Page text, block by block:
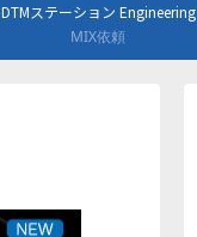
DTMステーション Engineering
MIX依頼